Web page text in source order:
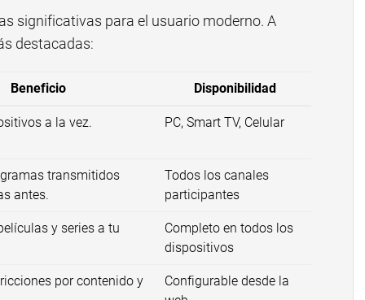
significativas para el usuario moderno. A
destacadas:
Beneficio Disponibilidad
a la vez. PC, Smart TV, Celular
transmitidos
antes.
Todos los canales
participantes
y series a tu
Completo en todos los
dispositivos
por contenido y
Configurable desde la